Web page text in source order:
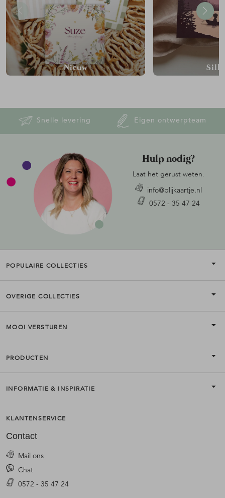
Nieuw
Snelle levering Eigen ontwerpteam
Hulp nodig?
Laat het gerust weten.
info@blijkaartje.nl
0572 - 35 47 24
POPULAIRE COLLECTIES
OVERIGE COLLECTIES
MOOI VERSTUREN
PRODUCTEN
INFORMATIE & INSPIRATIE
KLANTENSERVICE
Contact
Mail ons
Chat
0572 - 35 47 24